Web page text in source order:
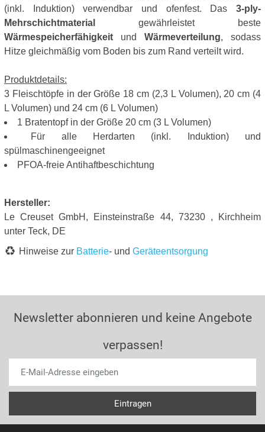
(inkl. Induktion) verwendbar und ofenfest. Das 3-ply-
Mehrschichtmaterial gewährleistet beste
Wärmespeicherfähigkeit und Wärmeverteilung, sodass
Hitze gleichmäßig vom Boden bis zum Rand verteilt wird.
Produktdetails:
3 Fleischtöpfe in der Größe 18 cm (2,3 L Volumen), 20 cm (4
L Volumen) und 24 cm (6 L Volumen)
1 Bratentopf in der Größe 20 cm (3 L Volumen)
Für alle Herdarten (inkl. Induktion) und
spülmaschinengeeignet
PFOA-freie Antihaftbeschichtung
Hersteller:
Le Creuset GmbH, Einsteinstraße 44, 73230 , Kirchheim
unter Teck, DE
Hinweise zur Batterie- und Geräteentsorgung
Newsletter abonnieren und keine Angebote
verpassen!